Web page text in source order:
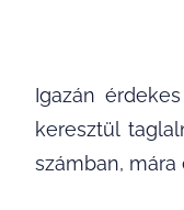
Igazán
keresztül
számban,